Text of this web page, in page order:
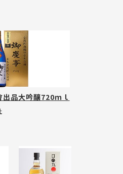
品大吟釀720ｍｌ